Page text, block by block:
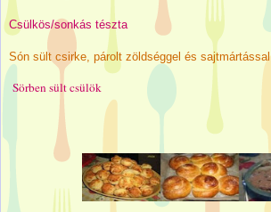
Csülkös/sonkás tészta
Són sült csirke, párolt zöldséggel és sajtmártással
Sörben sült csülök